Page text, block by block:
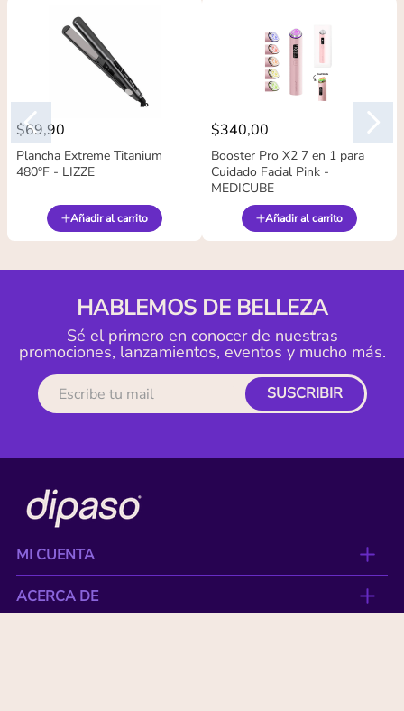
$69,90
Plancha Extreme Titanium
480°F - LIZZE
Añadir al carrito
$340,00
Booster Pro X2 7 en 1 para
Cuidado Facial Pink -
MEDICUBE
Añadir al carrito
HABLEMOS DE BELLEZA
Sé el primero en conocer de nuestras
promociones, lanzamientos, eventos y mucho más.
SUSCRIBIR
MI CUENTA
ACERCA DE